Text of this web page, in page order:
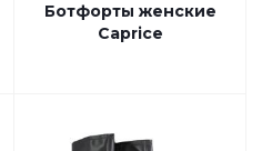
Ботфорты женские
Caprice